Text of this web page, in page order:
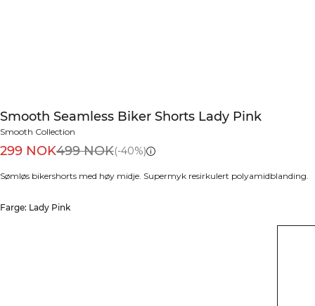
Smooth Seamless Biker Shorts Lady Pink
Smooth Collection
299 NOK499 NOK(-40%)
Sømløs bikershorts med høy midje. Supermyk resirkulert polyamidblanding.
Farge: Lady Pink